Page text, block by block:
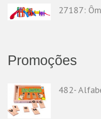
27187:
Promoções
482-